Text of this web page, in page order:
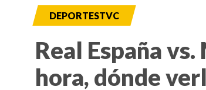
DEPORTESTVC
Real España
hora, dónde